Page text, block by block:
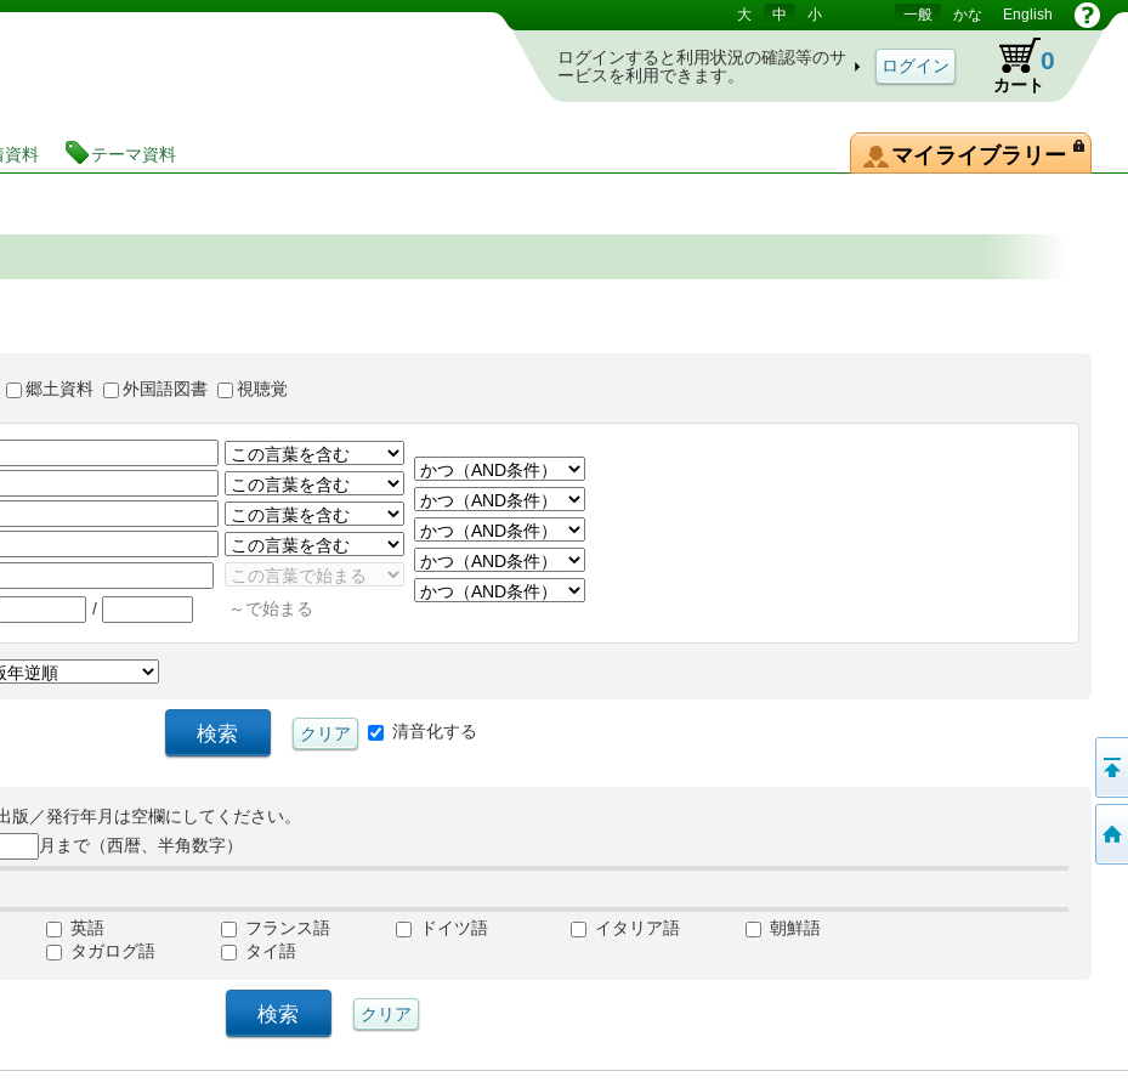
茨城県立図書館 蔵書検索・予約システム 大 中 小 一般 かな English
ログインすると利用状況の確認等のサ
ービスを利用できます。
カート
0
資料 テーマ資料 マイライブラリー
郷土資料 外国語図書 視聴覚
/ ～で始まる
清音化する
／発行年月は空欄にしてください。
月まで（西暦、半角数字）
英語 フランス語 ドイツ語 イタリア語
朝鮮語
タガログ語 タイ語